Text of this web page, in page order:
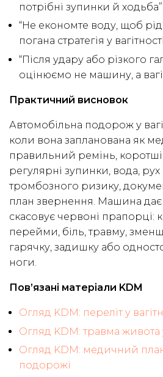
потрібні зупинки й ходьба”.
“Не економте воду, щоб
погана стратегія у
“Після удару або різкого
оцінюємо не машину, а
Практичний висновок
Автомобільна подорож у
коли вона запланована як
правильний ремінь, коротші
регулярні зупинки, вода, рух
тромбозного ризику,
план звернення. Машина дає
скасовує червоні прапорці:
перейми, біль, травму,
гарячку, задишку або
ноги.
Пов’язані матеріали KDM
Огляд KDM: переліт у
Огляд KDM: травма живота
Огляд KDM: медичний план
подорожі